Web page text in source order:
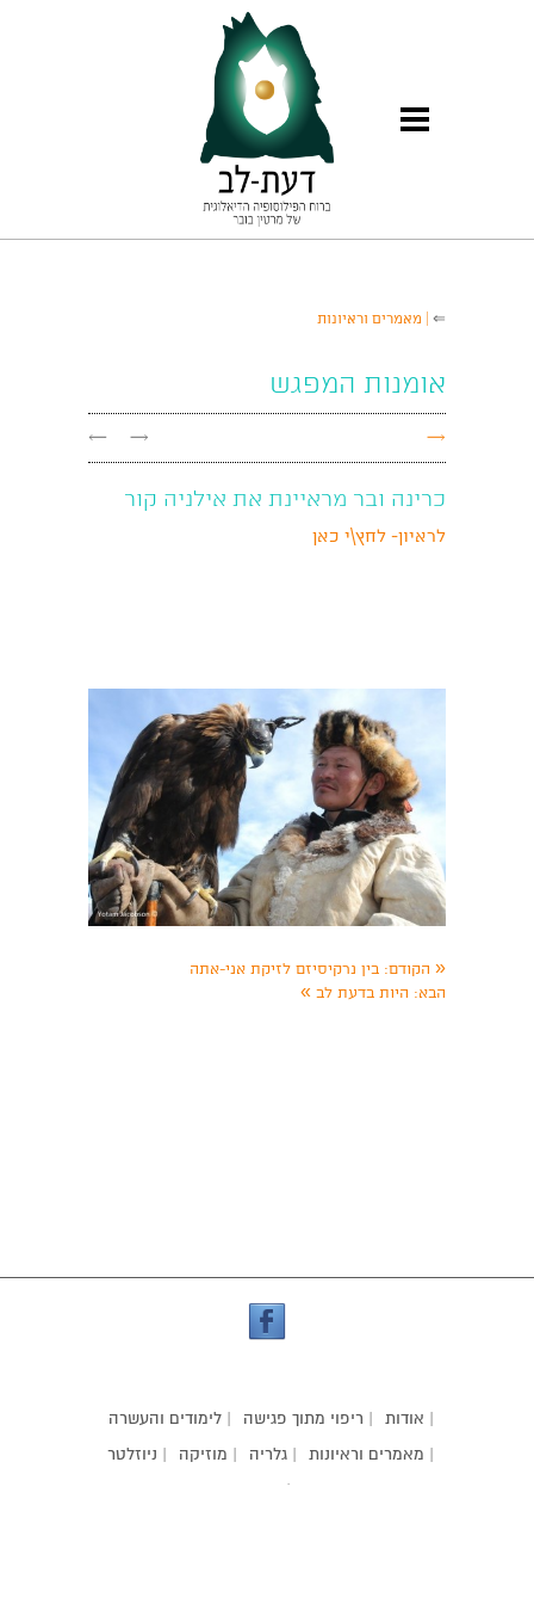
⇐ | מאמרים וראיונות
אומנות המפגש
→
→
←
כרינה ובר מראיינת את אילניה קור
לראיון- לחץ\י כאן
« הקודם: בין נרקיסיזם לזיקת אני-אתה
הבא: היות בדעת לב »
| אודות | ריפוי מתוך פגישה
| לימודים והעשרה
| מאמרים וראיונות
| גלריה | מוזיקה
| ניוזלטר
| קשר